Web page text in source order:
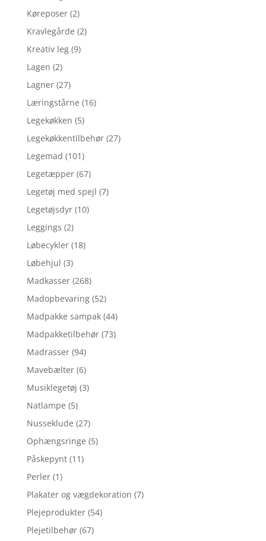
Køreposer (2)
Kravlegårde (2)
Kreativ leg (9)
Lagen (2)
Lagner (27)
Læringstårne (16)
Legekøkken (5)
Legekøkkentilbehør (27)
Legemad (101)
Legetæpper (67)
Legetøj med spejl (7)
Legetøjsdyr (10)
Leggings (2)
Løbecykler (18)
Løbehjul (3)
Madkasser (268)
Madopbevaring (52)
Madpakke sampak (44)
Madpakketilbehør (73)
Madrasser (94)
Mavebælter (6)
Musiklegetøj (3)
Natlampe (5)
Nusseklude (27)
Ophængsringe (5)
Påskepynt (11)
Perler (1)
Plakater og vægdekoration (7)
Plejeprodukter (54)
Plejetilbehør (67)